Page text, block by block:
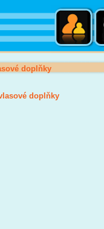
doplňky
doplňky